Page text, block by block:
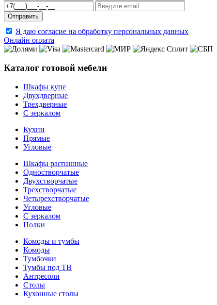
Я даю согласие на обработку персональных данных
Онлайн оплата
Каталог готовой мебели
Шкафы купе
Двухдверные
Трехдверные
С зеркалом
Кухни
Прямые
Угловые
Шкафы распашные
Одностворчатые
Двухстворчатые
Трехстворчатые
Четырехстворчатые
Угловые
С зеркалом
Полки
Комоды и тумбы
Комоды
Тумбочки
Тумбы под ТВ
Антресоли
Столы
Кухонные столы